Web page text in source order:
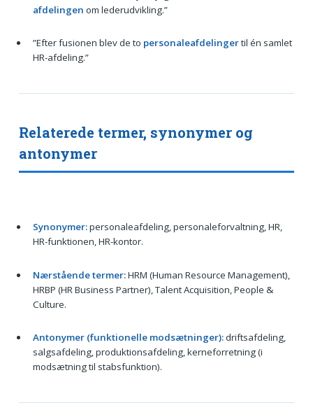
afdelingen om lederudvikling.”
”Efter fusionen blev de to personaleafdelingertil én samlet
HR-afdeling.”
Relaterede termer, synonymer og
antonymer
Synonymer:personaleafdeling, personaleforvaltning, HR,
HR-funktionen, HR-kontor.
Nærstående termer:HRM (Human Resource Management),
HRBP (HR Business Partner), Talent Acquisition, People &
Culture.
Antonymer (funktionelle modsætninger):driftsafdeling,
salgsafdeling, produktionsafdeling, kerneforretning (i
modsætning til stabsfunktion).